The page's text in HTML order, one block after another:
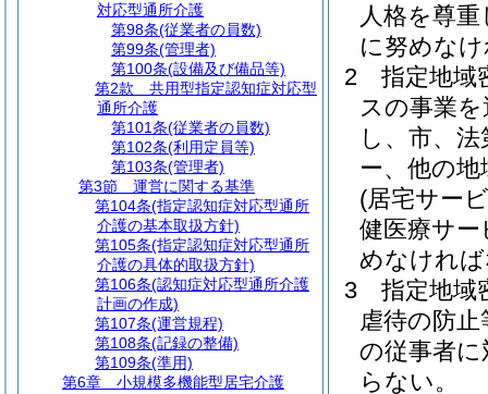
人格を尊
に努めな
2
指定地域
スの事業
し、市、
ー、他の
(居宅サー
健医療サ
めなけれ
3
指定地域
虐待の防
の従事者
らない。
対応型通所介護
第98条(従業者の員数)
第99条(管理者)
第100条(設備及び備品等)
第2款
共用型指定認知症対応型
通所介護
第101条(従業者の員数)
第102条(利用定員等)
第103条(管理者)
第3節
運営に関する基準
第104条(指定認知症対応型通所
介護の基本取扱方針)
第105条(指定認知症対応型通所
介護の具体的取扱方針)
第106条(認知症対応型通所介護
計画の作成)
第107条(運営規程)
第108条(記録の整備)
第109条(準用)
第6章
小規模多機能型居宅介護